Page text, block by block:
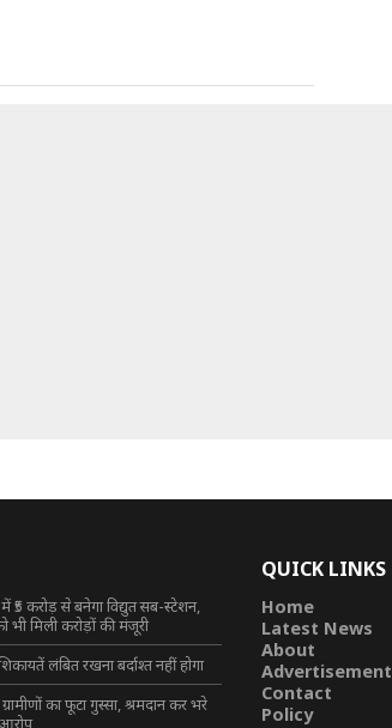
₹5 करोड़ से बनेगा विद्युत सब-स्टेशन,
भी मिली करोड़ों की मंजूरी
लंबित रखना बर्दाश्त नहीं होगा
का फूटा गुस्सा, श्रमदान कर भरे
आरोप
QUICK LINKS
Home
Latest News
About
Advertisement
Contact
Policy